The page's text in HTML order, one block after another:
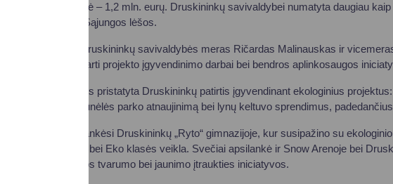
Bendra projekto vertė – 1,2 mln. eurų. Druskininkų savivaldybei numatyta daugiau
tūkst. Eur Europos Sąjungos lėšos.
Delegaciją priėmė Druskininkų savivaldybės meras Ričardas Malinauskas ir
Susitikimo metu aptarti projekto įgyvendinimo darbai bei bendros aplinkosaugos
Vizito metu svečiams pristatyta Druskininkų patirtis įgyvendinant ekologinius
būklės gerinimą, Vijūnėlės parko atnaujinimą bei lynų keltuvo sprendimus,
Delegacija taip pat lankėsi Druskininkų „Ryto“ gimnazijoje, kur susipažino su
atliekamais tyrimais bei Eko klasės veikla. Svečiai apsilankė ir Snow Arenoje bei
centre, kur pristatytos tvarumo bei jaunimo įtraukties iniciatyvos.